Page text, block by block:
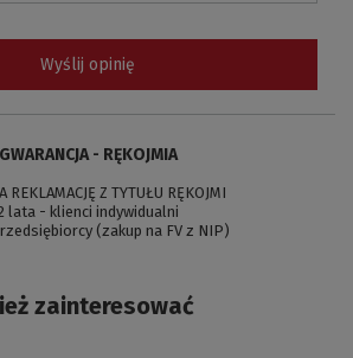
Wyślij opinię
GWARANCJA - RĘKOJMIA
REKLAMACJĘ Z TYTUŁU RĘKOJMI
lata - klienci indywidualni
(zakup na FV z NIP)
zainteresować